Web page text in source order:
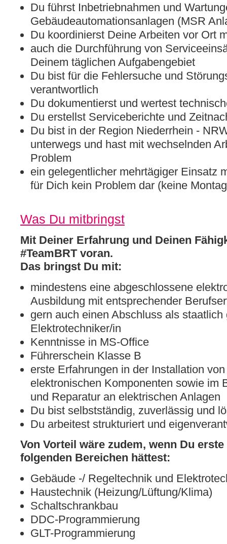
Du führst Inbetriebnahmen und
Gebäudeautomationsanlagen (MSR
Du koordinierst Deine Arbeiten vor Ort
auch die Durchführung von
Deinem täglichen Aufgabengebiet
Du bist für die Fehlersuche und
verantwortlich
Du dokumentierst und wertest
Du erstellst Serviceberichte und
Du bist in der Region Niederrhein -
unterwegs und hast mit wechselnden
Problem
ein gelegentlicher mehrtägiger Einsatz
für Dich kein Problem dar (keine
Was Du mitbringst
Mit Deiner Erfahrung und Deinen
#TeamBRT voran.
Das bringst Du mit:
mindestens eine abgeschlossene
Ausbildung mit entsprechender
gern auch einen Abschluss als staatlich
Elektrotechniker/in
Kenntnisse in MS-Office
Führerschein Klasse B
erste Erfahrungen in der Installation
elektronischen Komponenten sowie im
und Reparatur an elektrischen Anlagen
Du bist selbstständig, zuverlässig und
Du arbeitest strukturiert und
Von Vorteil wäre zudem, wenn Du
folgenden Bereichen hättest:
Gebäude -/ Regeltechnik und
Haustechnik (Heizung/Lüftung/Klima)
Schaltschrankbau
DDC-Programmierung
GLT-Programmierung